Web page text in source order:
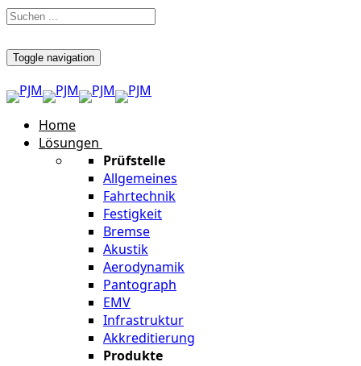
Toggle navigation
Home
Lösungen
Prüfstelle
Allgemeines
Fahrtechnik
Festigkeit
Bremse
Akustik
Aerodynamik
Pantograph
EMV
Infrastruktur
Akkreditierung
Produkte